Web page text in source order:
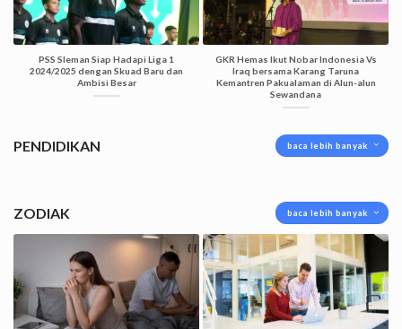
PSS Sleman Siap Hadapi Liga 1
2024/2025 dengan Skuad Baru dan
Ambisi Besar
GKR Hemas Ikut Nobar Indonesia Vs
Iraq bersama Karang Taruna
Kemantren Pakualaman di Alun-alun
Sewandana
PENDIDIKAN baca lebih banyak
ZODIAK baca lebih banyak